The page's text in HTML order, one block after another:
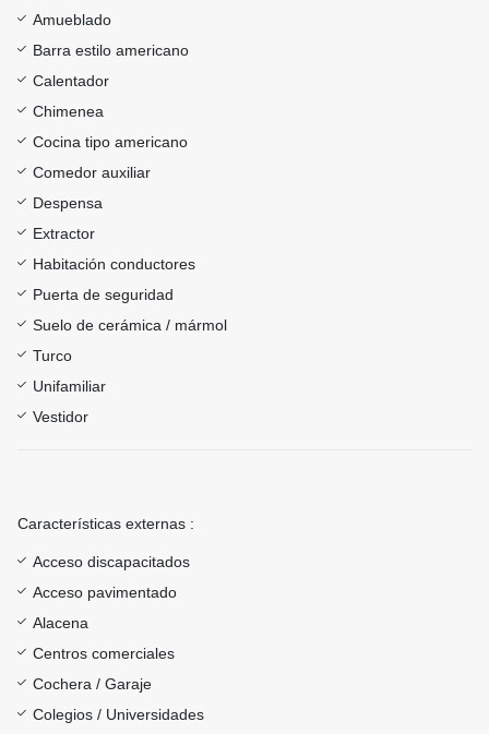
Amueblado
Barra estilo americano
Calentador
Chimenea
Cocina tipo americano
Comedor auxiliar
Despensa
Extractor
Habitación conductores
Puerta de seguridad
Suelo de cerámica / mármol
Turco
Unifamiliar
Vestidor
Características externas :
Acceso discapacitados
Acceso pavimentado
Alacena
Centros comerciales
Cochera / Garaje
Colegios / Universidades